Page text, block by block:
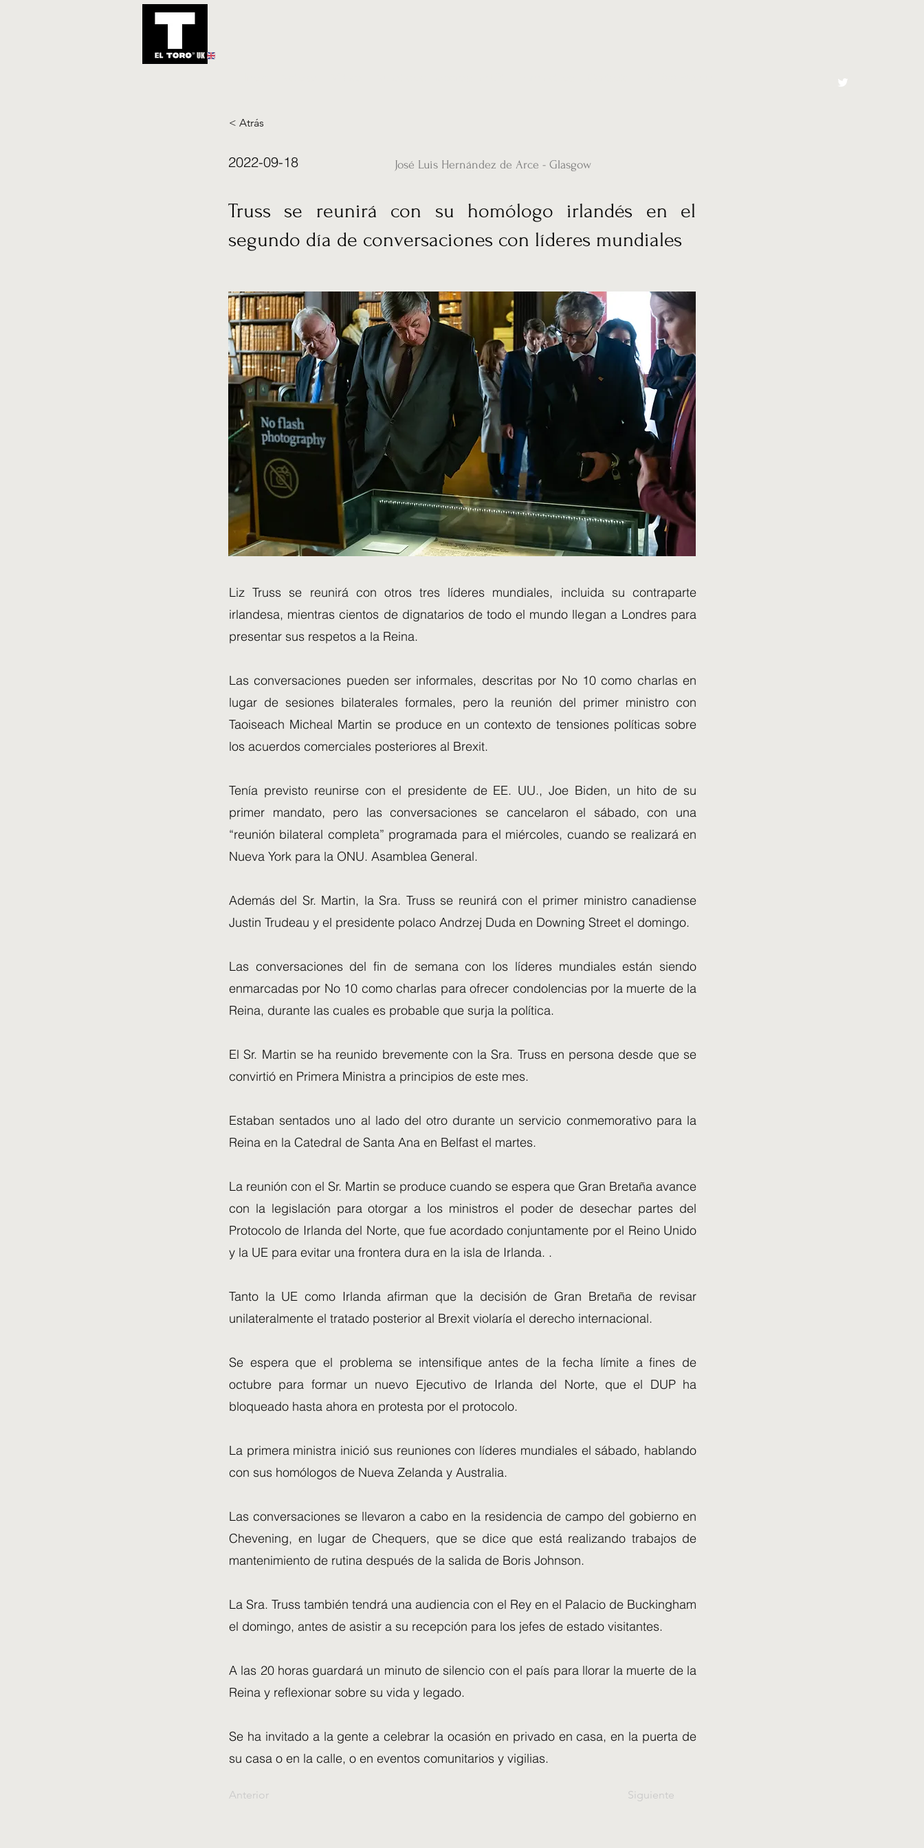
UK
< Atrás
2022-09-18 José Luis Hernández de Arce - Glasgow
Truss se reunirá con su homólogo irlandés en el
segundo día de conversaciones con líderes mundiales
Liz Truss se reunirá con otros tres líderes mundiales, incluida su contraparte
irlandesa, mientras cientos de dignatarios de todo el mundo llegan a Londres para
presentar sus respetos a la Reina.
Las conversaciones pueden ser informales, descritas por No 10 como charlas en
lugar de sesiones bilaterales formales, pero la reunión del primer ministro con
Taoiseach Micheal Martin se produce en un contexto de tensiones políticas sobre
los acuerdos comerciales posteriores al Brexit.
Tenía previsto reunirse con el presidente de EE. UU., Joe Biden, un hito de su
primer mandato, pero las conversaciones se cancelaron el sábado, con una
“reunión bilateral completa” programada para el miércoles, cuando se realizará en
Nueva York para la ONU. Asamblea General.
Además del Sr. Martin, la Sra. Truss se reunirá con el primer ministro canadiense
Justin Trudeau y el presidente polaco Andrzej Duda en Downing Street el domingo.
Las conversaciones del fin de semana con los líderes mundiales están siendo
enmarcadas por No 10 como charlas para ofrecer condolencias por la muerte de la
Reina, durante las cuales es probable que surja la política.
El Sr. Martin se ha reunido brevemente con la Sra. Truss en persona desde que se
convirtió en Primera Ministra a principios de este mes.
Estaban sentados uno al lado del otro durante un servicio conmemorativo para la
Reina en la Catedral de Santa Ana en Belfast el martes.
La reunión con el Sr. Martin se produce cuando se espera que Gran Bretaña avance
con la legislación para otorgar a los ministros el poder de desechar partes del
Protocolo de Irlanda del Norte, que fue acordado conjuntamente por el Reino Unido
y la UE para evitar una frontera dura en la isla de Irlanda. .
Tanto la UE como Irlanda afirman que la decisión de Gran Bretaña de revisar
unilateralmente el tratado posterior al Brexit violaría el derecho internacional.
Se espera que el problema se intensifique antes de la fecha límite a fines de
octubre para formar un nuevo Ejecutivo de Irlanda del Norte, que el DUP ha
bloqueado hasta ahora en protesta por el protocolo.
La primera ministra inició sus reuniones con líderes mundiales el sábado, hablando
con sus homólogos de Nueva Zelanda y Australia.
Las conversaciones se llevaron a cabo en la residencia de campo del gobierno en
Chevening, en lugar de Chequers, que se dice que está realizando trabajos de
mantenimiento de rutina después de la salida de Boris Johnson.
La Sra. Truss también tendrá una audiencia con el Rey en el Palacio de Buckingham
el domingo, antes de asistir a su recepción para los jefes de estado visitantes.
A las 20 horas guardará un minuto de silencio con el país para llorar la muerte de la
Reina y reflexionar sobre su vida y legado.
Se ha invitado a la gente a celebrar la ocasión en privado en casa, en la puerta de
su casa o en la calle, o en eventos comunitarios y vigilias.
Anterior Siguiente